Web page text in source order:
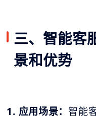
三、智能客
景和优势
1. 应用场景： 智能